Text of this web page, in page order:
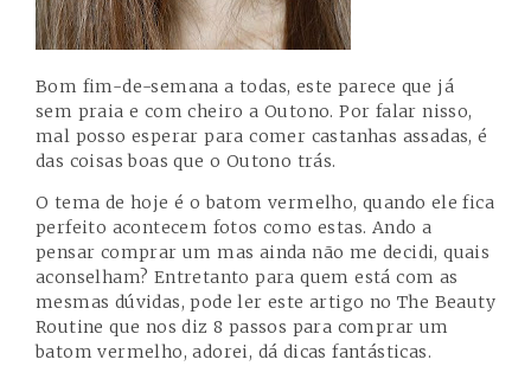
Bom fim-de-semana a todas, este parece que já
sem praia e com cheiro a Outono. Por falar nisso,
mal posso esperar para comer castanhas assadas, é
das coisas boas que o Outono trás.
O tema de hoje é o batom vermelho, quando ele fica
perfeito acontecem fotos como estas. Ando a
pensar comprar um mas ainda não me decidi, quais
aconselham? Entretanto para quem está com as
mesmas dúvidas, pode ler este artigo no The Beauty
Routine que nos diz 8 passos para comprar um
batom vermelho, adorei, dá dicas fantásticas.